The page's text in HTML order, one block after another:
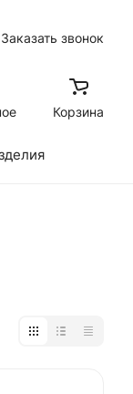
Заказать звонок
Корзина